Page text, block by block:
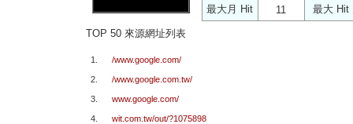
最大月 Hit
11 最大 Hit
TOP 50 來源網址列表
1. /www.google.com/
2. /www.google.com.tw/
3. www.google.com/
4. wit.com.tw/out/?1075898